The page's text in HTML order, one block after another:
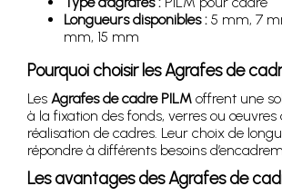
Longueurs disponibles : 5 mm, 7
mm, 15 mm
Pourquoi choisir lesAgrafes de
Les Agrafes de cadre PILM offrent une
à la fixation des fonds, verres ou œuvres
réalisation de cadres. Leur choix de
répondre à différents besoins
Les avantages desAgrafes de